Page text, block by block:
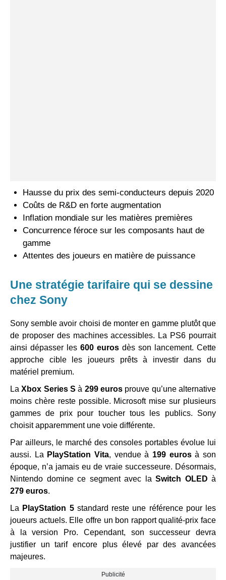
Hausse du prix des semi-conducteurs depuis 2020
Coûts de R&D en forte augmentation
Inflation mondiale sur les matières premières
Concurrence féroce sur les composants haut de
gamme
Attentes des joueurs en matière de puissance
Une stratégie tarifaire qui se dessine
chez Sony
Sony semble avoir choisi de monter en gamme plutôt que
de proposer des machines accessibles. La PS6 pourrait
ainsi dépasser les 600 euros dès son lancement. Cette
approche cible les joueurs prêts à investir dans du
matériel premium.
LaXbox Series S à 299 euros prouve qu’une alternative
moins chère reste possible. Microsoft mise sur plusieurs
gammes de prix pour toucher tous les publics. Sony
choisit apparemment une voie différente.
Par ailleurs, le marché des consoles portables évolue lui
aussi. La PlayStation Vita, vendue à 199 eurosà son
époque, n’a jamais eu de vraie successeure. Désormais,
Nintendo domine ce segment avec la Switch OLED à
279 euros.
La PlayStation 5standard reste une référence pour les
joueurs actuels. Elle offre un bon rapport qualité-prix face
à la version Pro. Cependant, son successeur devra
justifier un tarif encore plus élevé par des avancées
majeures.